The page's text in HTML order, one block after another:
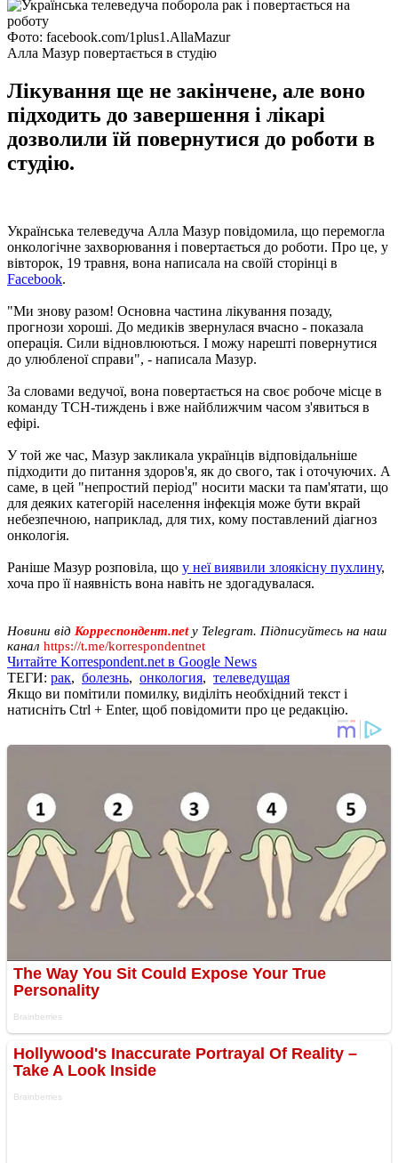
Фото: facebook.com/1plus1.AllaMazur
Алла Мазур повертається в студію
Лікування ще не закінчене, але воно
підходить до завершення і лікарі
дозволили їй повернутися до роботи в
студію.
Українська телеведуча Алла Мазур повідомила, що перемогла
онкологічне захворювання і повертається до роботи. Про це, у
вівторок, 19 травня, вона написала на своїй сторінці в
Facebook.
"Ми знову разом! Основна частина лікування позаду,
прогнози хороші. До медиків звернулася вчасно - показала
операція. Сили відновлюються. І можу нарешті повернутися
до улюбленої справи", - написала Мазур.
За словами ведучої, вона повертається на своє робоче місце в
команду ТСН-тиждень і вже найближчим часом з'явиться в
ефірі.
У той же час, Мазур закликала українців відповідальніше
підходити до питання здоров'я, як до свого, так і оточуючих. А
саме, в цей "непростий період" носити маски та пам'ятати, що
для деяких категорій населення інфекція може бути вкрай
небезпечною, наприклад, для тих, кому поставлений діагноз
онкологія.
Раніше Мазур розповіла, що у неї виявили злоякісну пухлину,
хоча про її наявність вона навіть не здогадувалася.
Новини від Корреспондент.net у Telegram. Підписуйтесь на наш
канал https://t.me/korrespondentnet
Читайте Korrespondent.net в Google News
ТЕГИ: рак, болезнь, онкология, телеведущая
Якщо ви помітили помилку, виділіть необхідний текст і
натисніть Ctrl + Enter, щоб повідомити про це редакцію.